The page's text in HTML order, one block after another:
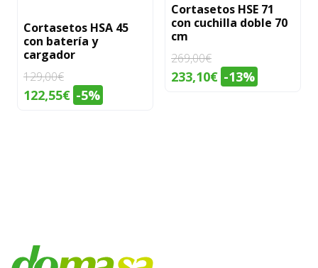
Cortasetos HSA 45
con batería y
cargador
129,00€
El
122,55€El-5%
Cortasetos HSE 71
con cuchilla doble 70
cm
269,00€
El
233,10€El-13%